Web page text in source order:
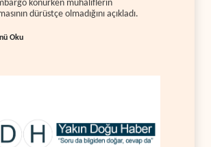
konurken muhaliflerin
dürüstçe olmadığını açıkladı.
Oku